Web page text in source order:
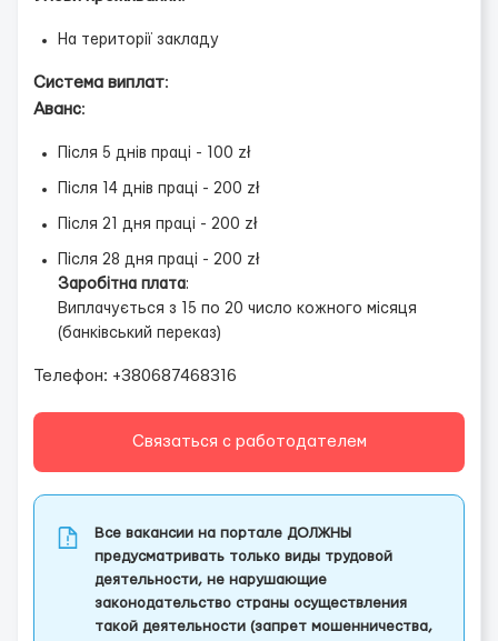
На території закладу
Система виплат:
Аванс:
Після 5 днів праці - 100 zł
Після 14 днів праці - 200 zł
Після 21 дня праці - 200 zł
Після 28 дня праці - 200 zł
Заробітна плата:
Виплачується з 15 по 20 число кожного місяця
(банківський переказ)
Телефон: +380687468316
Связаться с работодателем
Все вакансии на портале ДОЛЖНЫ
предусматривать только виды трудовой
деятельности, не нарушающие
законодательство страны осуществления
такой деятельности (запрет мошенничества,